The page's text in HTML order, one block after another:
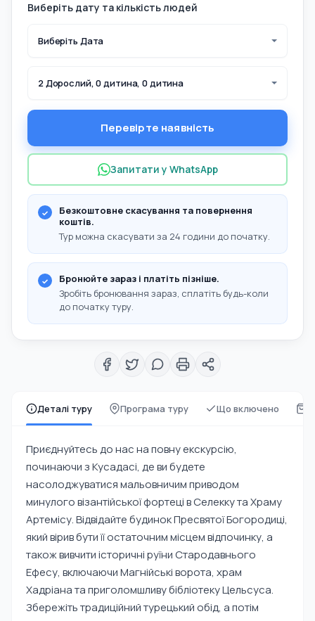
Деталі туру Програма туру Що включено
Приєднуйтесь до нас на повну екскурсію,
починаючи з Кусадасі, де ви будете
насолоджуватися мальовничим приводом
минулого візантійської фортеці в Селекку та Храму
Артемісу. Відвідайте будинок Пресвятої Богородиці,
який вірив бути її остаточним місцем відпочинку, а
також вивчити історичні руїни Стародавнього
Ефесу, включаючи Магнійські ворота, храм
Хадріана та приголомшливу бібліотеку Цельсуса.
Збережіть традиційний турецький обід, а потім
Виберіть дату та кількість людей
Виберіть Дата
2 Дорослий, 0 дитина, 0 дитина
Перевірте наявність
Запитати у WhatsApp
Безкоштовне скасування та повернення
коштів.
Тур можна скасувати за 24 години до початку.
Бронюйте зараз і платіть пізніше.
Зробіть бронювання зараз, сплатіть будь-коли
до початку туру.